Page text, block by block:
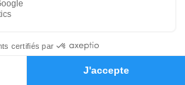
Hommages
de Le Busseau